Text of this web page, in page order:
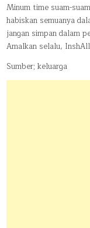
Minum time suam-
habiskan semuanya
jangan simpan dalam
Amalkan selalu,
Sumber; keluarga